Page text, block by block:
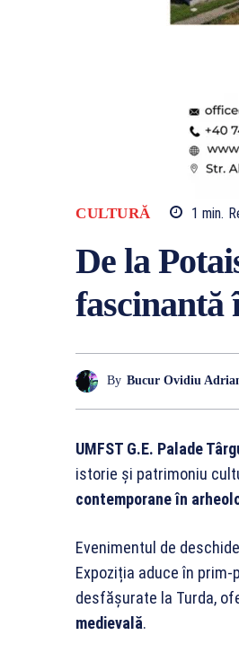
CULTURĂ 1 min.
De la
fascinantă
By Bucur Ovidiu
UMFST G.E. Palade
istorie și patrimoniu
contemporane în
Evenimentul de
Expoziția aduce în
desfășurate la Turda,
medievală.